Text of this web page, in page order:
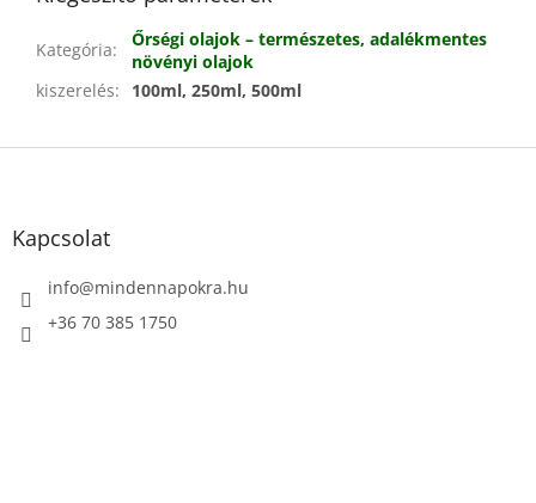
Kategória:
Őrségi olajok – természetes, adalékmentes
növényi olajok
kiszerelés: 100ml, 250ml, 500ml
L
Kapcsolat
info@mindennapokra.hu
+36 70 385 1750